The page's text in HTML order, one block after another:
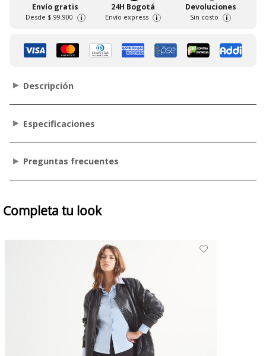
Envío gratis
Desde $ 99.900 i
24H Bogotá
Envío express i
Devoluciones
Sin costo i
Descripción
Especificaciones
Preguntas frecuentes
Completa tu look